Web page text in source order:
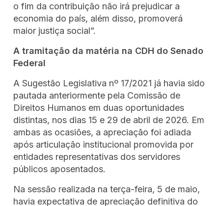
o fim da contribuição não irá prejudicar a
economia do país, além disso, promoverá
maior justiça social”.
A tramitação da matéria na CDH do Senado
Federal
A Sugestão Legislativa nº 17/2021 já havia sido
pautada anteriormente pela Comissão de
Direitos Humanos em duas oportunidades
distintas, nos dias 15 e 29 de abril de 2026. Em
ambas as ocasiões, a apreciação foi adiada
após articulação institucional promovida por
entidades representativas dos servidores
públicos aposentados.
Na sessão realizada na terça-feira, 5 de maio,
havia expectativa de apreciação definitiva do